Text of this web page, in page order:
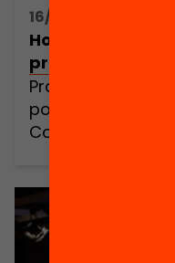
16/10/2015 17:00h -
How do we
profession?
Practices,
policies.
Commission